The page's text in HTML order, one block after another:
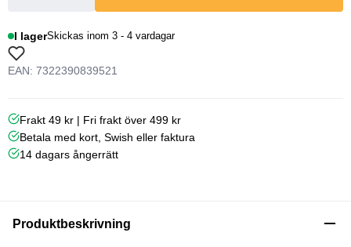
I lagerSkickas inom 3 - 4 vardagar
EAN: 7322390839521
Frakt 49 kr | Fri frakt över 499 kr
Betala med kort, Swish eller faktura
14 dagars ångerrätt
Produktbeskrivning